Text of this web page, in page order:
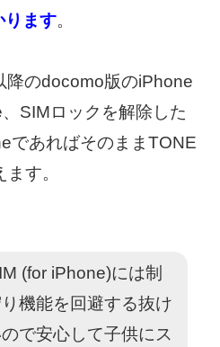
ります。
のdocomo版のiPhone
SIMロックを解除した
であればそのままTONE
す。
(for iPhone)には制
機能を回避する抜け
で安心して子供にス